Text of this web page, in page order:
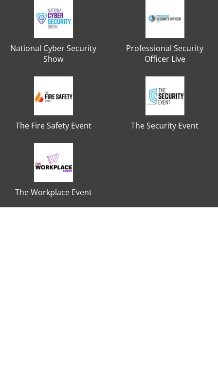
National Cyber Security
Show
Professional Security
Officer Live
The Fire Safety Event The Security Event
The Workplace Event